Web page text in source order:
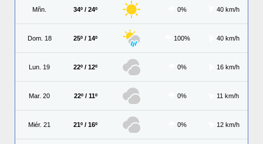
Mñn. 34º / 24º 0% 40 km/h
Dom. 18 25º / 14º 100% 40 km/h
Lun. 19 22º / 12º 0% 16 km/h
Mar. 20 22º / 11º 0% 11 km/h
Miér. 21 21º / 16º 0% 12 km/h